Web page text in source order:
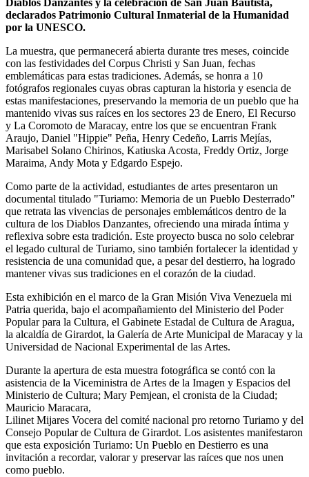
Diablos Danzantes y la celebración de San Juan Bautista,
declarados Patrimonio Cultural Inmaterial de la Humanidad
por la UNESCO.
La muestra, que permanecerá abierta durante tres meses, coincide
con las festividades del Corpus Christi y San Juan, fechas
emblemáticas para estas tradiciones. Además, se honra a 10
fotógrafos regionales cuyas obras capturan la historia y esencia de
estas manifestaciones, preservando la memoria de un pueblo que ha
mantenido vivas sus raíces en los sectores 23 de Enero, El Recurso
y La Coromoto de Maracay, entre los que se encuentran Frank
Araujo, Daniel "Hippie" Peña, Henry Cedeño, Larris Mejías,
Marisabel Solano Chirinos, Katiuska Acosta, Freddy Ortiz, Jorge
Maraima, Andy Mota y Edgardo Espejo.
Como parte de la actividad, estudiantes de artes presentaron un
documental titulado "Turiamo: Memoria de un Pueblo Desterrado"
que retrata las vivencias de personajes emblemáticos dentro de la
cultura de los Diablos Danzantes, ofreciendo una mirada íntima y
reflexiva sobre esta tradición. Este proyecto busca no solo celebrar
el legado cultural de Turiamo, sino también fortalecer la identidad y
resistencia de una comunidad que, a pesar del destierro, ha logrado
mantener vivas sus tradiciones en el corazón de la ciudad.
Esta exhibición en el marco de la Gran Misión Viva Venezuela mi
Patria querida, bajo el acompañamiento del Ministerio del Poder
Popular para la Cultura, el Gabinete Estadal de Cultura de Aragua,
la alcaldía de Girardot, la Galería de Arte Municipal de Maracay y la
Universidad de Nacional Experimental de las Artes.
Durante la apertura de esta muestra fotográfica se contó con la
asistencia de la Viceministra de Artes de la Imagen y Espacios del
Ministerio de Cultura; Mary Pemjean, el cronista de la Ciudad;
Mauricio Maracara,
Lilinet Mijares Vocera del comité nacional pro retorno Turiamo y del
Consejo Popular de Cultura de Girardot. Los asistentes manifestaron
que esta exposición Turiamo: Un Pueblo en Destierro es una
invitación a recordar, valorar y preservar las raíces que nos unen
como pueblo.